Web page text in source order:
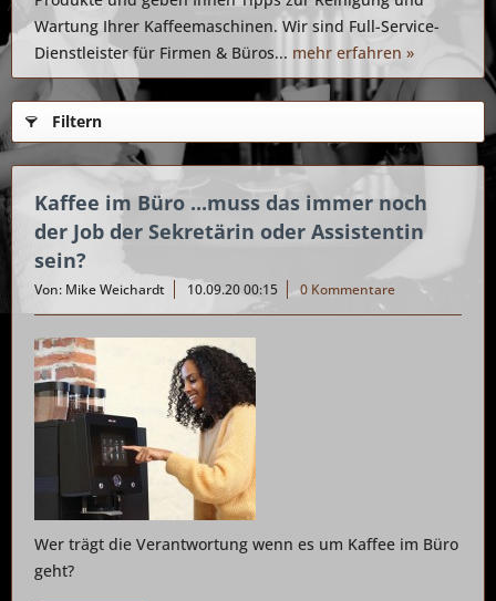
Wartung Ihrer Kaffeemaschinen. Wir sind Full-Service-
Dienstleister für Firmen & Büros... mehr erfahren »
Filtern
Kaffee im Büro ...muss das immer noch
der Job der Sekretärin oder Assistentin
sein?
Von: Mike Weichardt 10.09.20 00:15 0 Kommentare
Wer trägt die Verantwortung wenn es um Kaffee im Büro
geht?